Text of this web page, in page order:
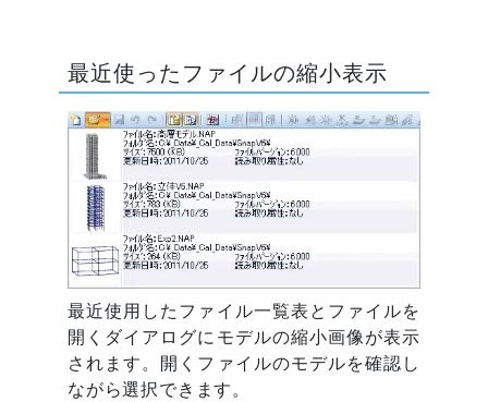
最近使ったファイルの縮小表示
最近使用したファイル一覧表とファイルを
開くダイアログにモデルの縮小画像が表示
されます。開くファイルのモデルを確認し
ながら選択できます。